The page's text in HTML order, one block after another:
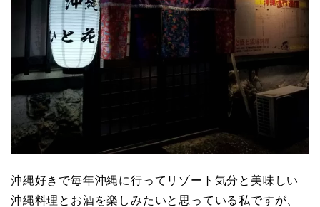
沖縄好きで毎年沖縄に行ってリゾート気分と美味しい
沖縄料理とお酒を楽しみたいと思っている私ですが、